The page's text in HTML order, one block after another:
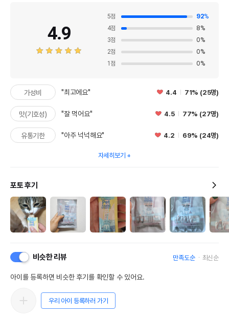
4.9
5점 92%
4점 8%
3점 0%
2점 0%
1 점 0%
가성비 "최고에요" 4.4 71% (25명)
맛(기호성) "잘 먹어요" 4.5 77% (27명)
유통기한 "아주 넉넉해요" 4.2 69% (24명)
자세히보기
포토 후기
비슷한 리뷰 만족도순 최신순
아이를 등록하면 비슷한 후기를 확인할 수 있어요.
우리 아이 등록하러 가기